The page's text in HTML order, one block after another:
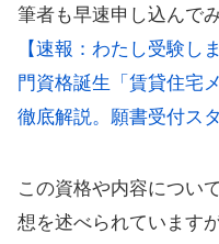
筆者も早速申し込んで
【速報：わたし受験し
門資格誕生「賃貸住宅
徹底解説。願書受付ス
この資格や内容につい
想を述べられています